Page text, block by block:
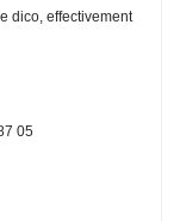
dico, effectivement
05